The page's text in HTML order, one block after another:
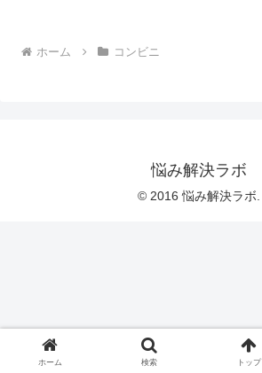
ホーム コンビニ
悩み解決ラボ
© 2016 悩み解決ラボ.
ホーム 検索 トップ